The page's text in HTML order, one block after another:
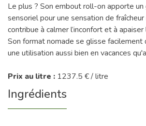
Le plus ? Son embout roll-on apporte
sensoriel pour une sensation de
contribue à calmer l’inconfort et à apaiser
Son format nomade se glisse facilement
une utilisation aussi bien en vacances
Prix au litre : 1237.5 € / litre
Ingrédients